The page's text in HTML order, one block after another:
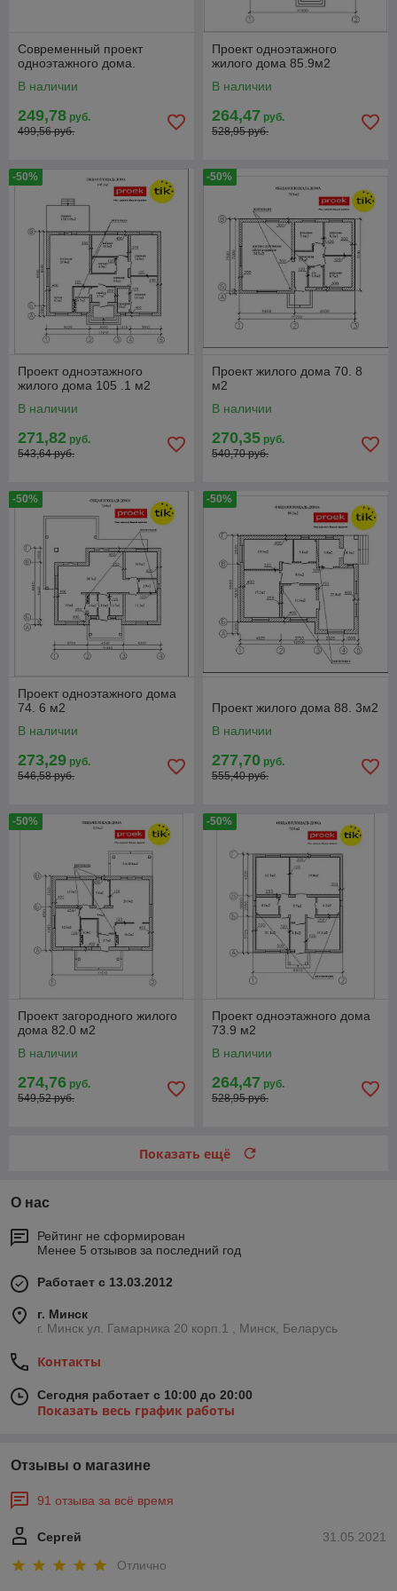
Современный проект
одноэтажного дома.
В наличии
249,78 руб.
499,56 руб.
Проект одноэтажного
жилого дома 85.9м2
В наличии
264,47 руб.
528,95 руб.
-50%
Проект одноэтажного
жилого дома 105 .1 м2
В наличии
271,82 руб.
543,64 руб.
-50%
Проект жилого дома 70. 8
м2
В наличии
270,35 руб.
540,70 руб.
-50%
Проект одноэтажного дома
74. 6 м2
В наличии
273,29 руб.
546,58 руб.
-50%
Проект жилого дома 88. 3м2
В наличии
277,70 руб.
555,40 руб.
-50%
Проект загородного жилого
дома 82.0 м2
В наличии
274,76 руб.
549,52 руб.
-50%
Проект одноэтажного дома
73.9 м2
В наличии
264,47 руб.
528,95 руб.
Показать ещё
О нас
Рейтинг не сформирован
Менее 5 отзывов за последний год
Работает с 13.03.2012
г. Минск
г. Минск ул. Гамарника 20 корп.1 , Минск, Беларусь
Контакты
Сегодня работает с 10:00 до 20:00
Показать весь график работы
Отзывы о магазине
91 отзыва за всё время
31.05.2021
Сергей
Отлично